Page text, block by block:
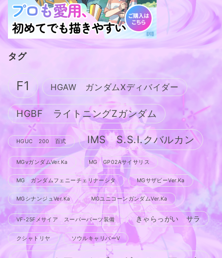
タグ
F1 HGAW ガンダムXディバイダー
HGBF ライトニングZガンダム
HGUC 200 百式 IMS S.S.I.クバルカン
MGνガンダムVer.Ka MG GP02Aサイサリス
MG ガンダムフェニーチェリナーシタ MGサザビーVer.Ka
MGシナンジュVer.Ka MGユニコーンガンダムVer.Ka
VF-25Fメサイア スーパーパーツ装備 きゃらっがい サラ
クシャトリヤ ソウルキャリバーV